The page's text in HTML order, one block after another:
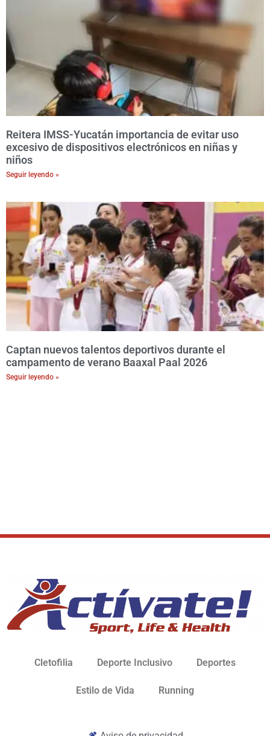
Reitera IMSS-Yucatán importancia de evitar uso
excesivo de dispositivos electrónicos en niñas y
niños
Seguir leyendo »
Captan nuevos talentos deportivos durante el
campamento de verano Baaxal Paal 2026
Seguir leyendo »
Cletofilia Deporte Inclusivo Deportes
Estilo de Vida Running